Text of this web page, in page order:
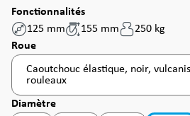
Fonctionnalités
125 mm
155 mm
250 kg
Sélectionnez
Roue
Caoutchouc élastique, noir,
rouleaux
Sélectionnez
Diamètre